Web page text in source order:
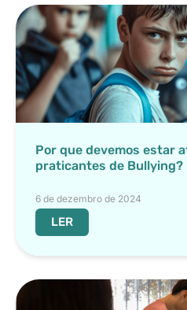
Por que devemos estar
praticantes de Bullying?
6 de dezembro de 2024
LER